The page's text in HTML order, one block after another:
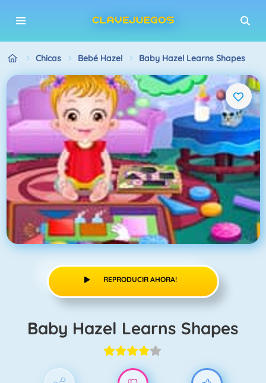
Chicas Bebé Hazel Baby Hazel Learns Shapes
REPRODUCIR AHORA!
Baby Hazel Learns Shapes